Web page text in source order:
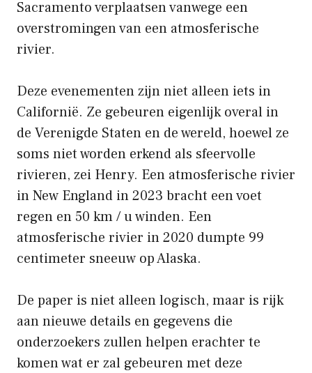
Sacramento verplaatsen vanwege een
overstromingen van een atmosferische
rivier.
Deze evenementen zijn niet alleen iets in
Californië. Ze gebeuren eigenlijk overal in
de Verenigde Staten en de wereld, hoewel ze
soms niet worden erkend als sfeervolle
rivieren, zei Henry. Een atmosferische rivier
in New England in 2023 bracht een voet
regen en 50 km / u winden. Een
atmosferische rivier in 2020 dumpte 99
centimeter sneeuw op Alaska.
De paper is niet alleen logisch, maar is rijk
aan nieuwe details en gegevens die
onderzoekers zullen helpen erachter te
komen wat er zal gebeuren met deze